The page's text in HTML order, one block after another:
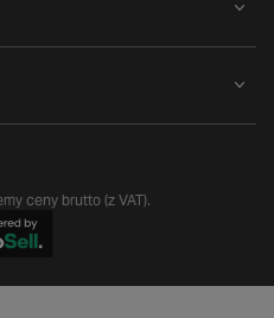
ceny brutto (z VAT).